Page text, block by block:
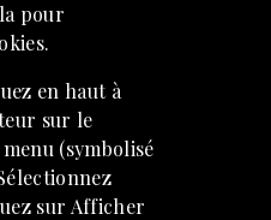
pour
en haut à
sur le
(symbolisé
sur Afficher